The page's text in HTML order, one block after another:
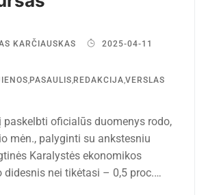
KARČIAUSKAS 2025-04-11
,PASAULIS,REDAKCIJA,VERSLAS
paskelbti oficialūs duomenys rodo,
mėn., palyginti su ankstesniu
Karalystės ekonomikos
didesnis nei tikėtasi – 0,5 proc.…